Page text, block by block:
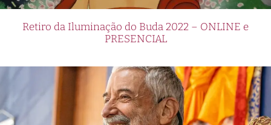
Retiro da Iluminação do Buda 2022 – ONLINE e
PRESENCIAL